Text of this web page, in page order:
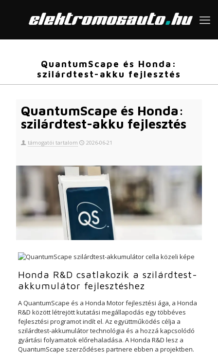
QuantumScape és Honda:
szilárdtest-akku fejlesztés
QuantumScape és Honda:
szilárdtest-akku fejlesztés
támogatói tartalom 2026-06-21
Honda R&D csatlakozik a szilárdtest-
akkumulátor fejlesztéshez
A QuantumScape és a Honda Motor fejlesztési ága, a Honda
R&D között létrejött kutatási megállapodás egy többéves
fejlesztési programot indít el. Az együttműködés célja a
szilárdtest-akkumulátor technológia és a hozzá kapcsolódó
gyártási folyamatok előrehaladása. A Honda R&D lesz a
QuantumScape szerződéses partnere ebben a projektben.